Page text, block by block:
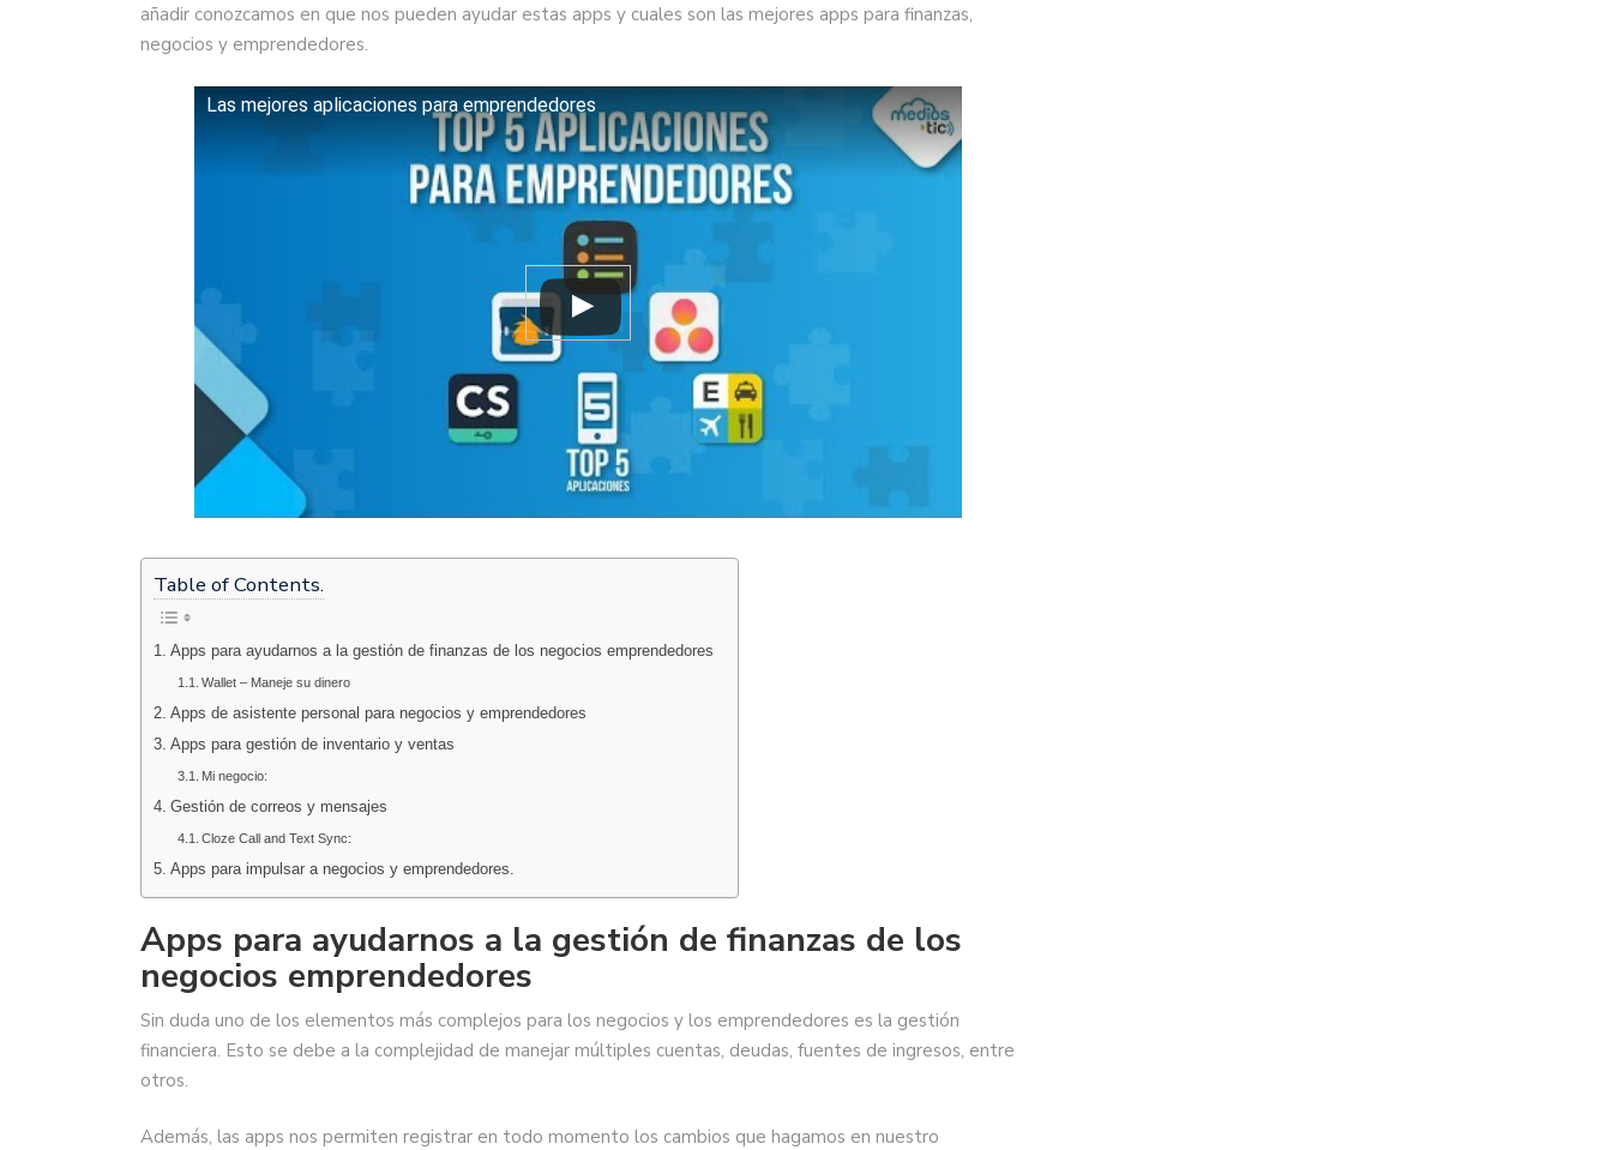
añadir conozcamos en que nos pueden ayudar estas apps y cuales son las mejores apps para finanzas,
negocios y emprendedores.
Las mejores aplicaciones para emprendedores
Table of Contents.
Apps para ayudarnos a la gestión de finanzas de los negocios emprendedores
Wallet – Maneje su dinero
Apps de asistente personal para negocios y emprendedores
Apps para gestión de inventario y ventas
Mi negocio:
Gestión de correos y mensajes
Cloze Call and Text Sync:
Apps para impulsar a negocios y emprendedores.
Apps para ayudarnos a la gestión de finanzas de los
negocios emprendedores
Sin duda uno de los elementos más complejos para los negocios y los emprendedores es la gestión
financiera. Esto se debe a la complejidad de manejar múltiples cuentas, deudas, fuentes de ingresos, entre
otros.
Además, las apps nos permiten registrar en todo momento los cambios que hagamos en nuestro